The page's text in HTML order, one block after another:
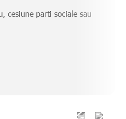
cesiune parti sociale sau